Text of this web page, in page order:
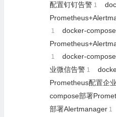
配置钉钉告警 1
1
docker-
1
docker-
业微信告警 1
Prometheus配置企
compose部署
部署Alertmanager 1